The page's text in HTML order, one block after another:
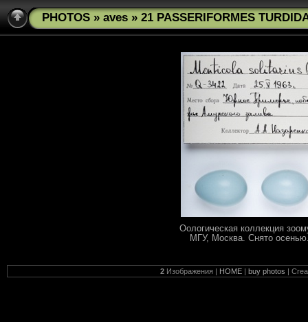
PHOTOS » aves » 21 PASSERIFORMES
Оологическая коллекция
МГУ, Москва. Снято
2 Изображения | HOME | buy photos |